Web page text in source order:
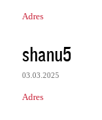
Adres
shanu5
03.03.2025
Adres